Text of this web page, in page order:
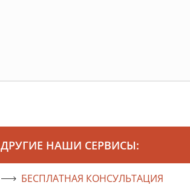
ДРУГИЕ НАШИ СЕРВИСЫ:
БЕСПЛАТНАЯ КОНСУЛЬТАЦИЯ